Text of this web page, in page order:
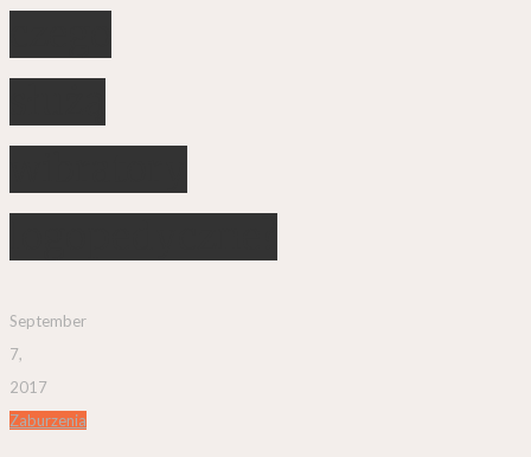
September
7,
2017
Zaburzenia